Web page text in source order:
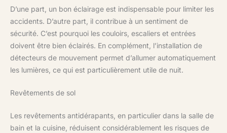
D’une part, un bon éclairage est indispensable pour limiter les
accidents. D’autre part, il contribue à un sentiment de
sécurité. C’est pourquoi les couloirs, escaliers et entrées
doivent être bien éclairés. En complément, l’installation de
détecteurs de mouvement permet d’allumer automatiquement
les lumières, ce qui est particulièrement utile de nuit.
Revêtements de sol
Les revêtements antidérapants, en particulier dans la salle de
bain et la cuisine, réduisent considérablement les risques de